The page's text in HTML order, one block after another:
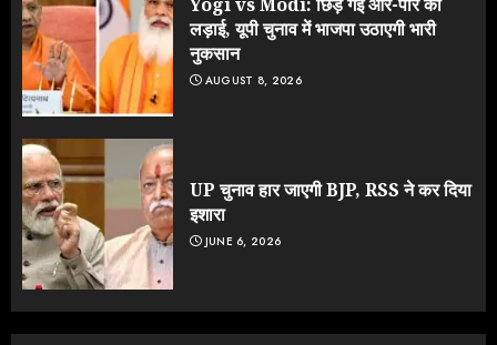
लड़ाई, यूपी चुनाव में भाजपा उठाएगी भारी
नुकसान
AUGUST 8, 2026
UP चुनाव हार जाएगी BJP, RSS ने कर दिया
इशारा
JUNE 6, 2026
4
5
JULY 23, 2026
लड़ाई, यूपी चुनाव में भाजपा उठाएगी भारी
नुकसान